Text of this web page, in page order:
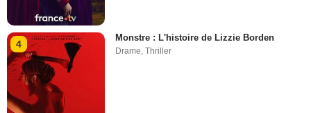
4
Monstre : L'histoire de Lizzie Borden
Drame,Thriller